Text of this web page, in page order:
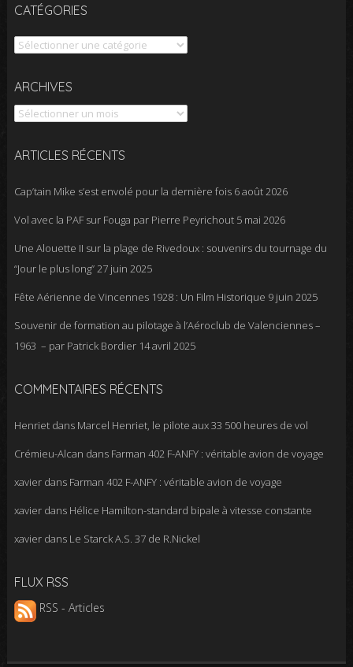
CATÉGORIES
Catégories
ARCHIVES
Archives
ARTICLES RÉCENTS
Cap’tain Mike s’est envolé pour la dernière fois 6 août 2026
Vol avec la PAF sur Fouga par Pierre Peyrichout 5 mai 2026
Une Alouette II sur la plage de Rivedoux : souvenirs du tournage du
“Jour le plus long”27 juin 2025
Fête Aérienne de Vincennes 1928 : Un Film Historique 9 juin 2025
Souvenir de formation au pilotage à l’Aéroclub de Valenciennes –
1963 – par Patrick Bordier 14 avril 2025
COMMENTAIRES RÉCENTS
Henrietdans Marcel Henriet, le pilote aux 33 500 heures de vol
Crémieu-Alcan dans Farman 402 F-ANFY : véritable avion de voyage
xavierdans Farman 402 F-ANFY : véritable avion de voyage
xavierdans Hélice Hamilton-standard bipale à vitesse constante
xavierdans Le Starck A.S. 37 de R.Nickel
FLUX RSS
RSS - Articles